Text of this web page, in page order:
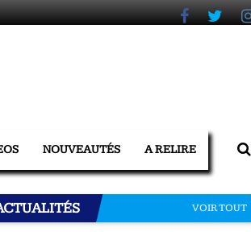
NOUVEAUTÉS A RELIRE
VOIR TOUT